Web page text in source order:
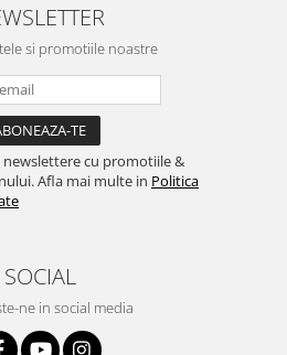
si promotiile noastre
newslettere cu promotiile &
Afla mai multe in Politica
SOCIAL
ne in social media